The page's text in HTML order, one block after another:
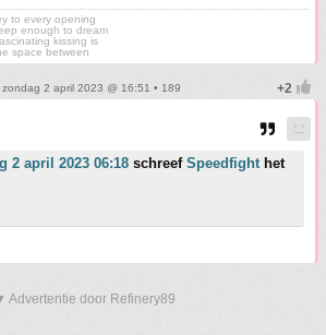
to every opening
enough to dream
kissing is
space between
zondag 2 april 2023 @ 16:51 • 189
2 april 2023 06:18 schreef Speedfighthet
Advertentie door Refinery89